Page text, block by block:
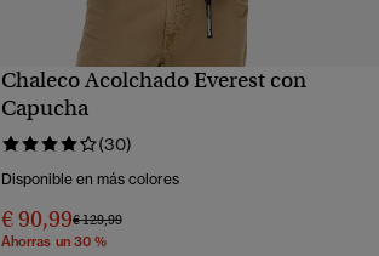
Chaleco Acolchado Everest con
Capucha
(30)
Disponible en más colores
€ 90,99Precio rebajado de
€ 129,99a
Ahorras un 30 %